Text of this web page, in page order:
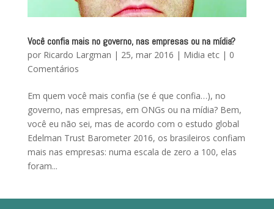
Você confia mais no governo, nas empresas ou na mídia?
por Ricardo Largman | 25, mar 2016 | Midia etc| 0
Comentários
Em quem você mais confia (se é que confia…), no
governo, nas empresas, em ONGs ou na mídia? Bem,
você eu não sei, mas de acordo com o estudo global
Edelman Trust Barometer 2016, os brasileiros confiam
mais nas empresas: numa escala de zero a 100, elas
foram...